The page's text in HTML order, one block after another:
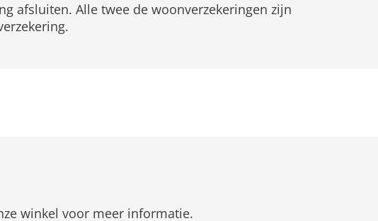
afsluiten. Alle twee de woonverzekeringen zijn
winkel voor meer informatie.